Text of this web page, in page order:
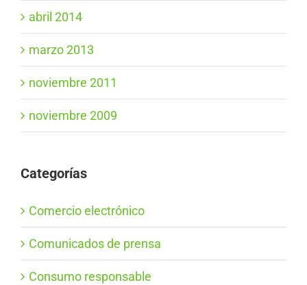
abril 2014
marzo 2013
noviembre 2011
noviembre 2009
Categorías
Comercio electrónico
Comunicados de prensa
Consumo responsable